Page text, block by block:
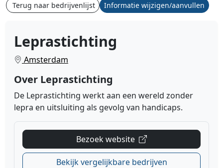
Terug naar bedrijvenlijst Informatie wijzigen/aanvullen
Leprastichting
Amsterdam
Over Leprastichting
De Leprastichting werkt aan een wereld zonder
lepra en uitsluiting als gevolg van handicaps.
Bezoek website
Bekijk vergelijkbare bedrijven